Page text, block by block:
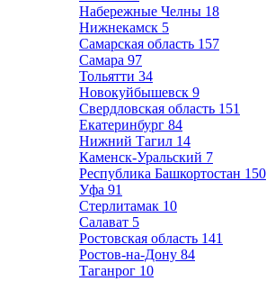
Набережные Челны 18
Нижнекамск 5
Самарская область 157
Самара 97
Тольятти 34
Новокуйбышевск 9
Свердловская область 151
Екатеринбург 84
Нижний Тагил 14
Каменск-Уральский 7
Республика Башкортостан 150
Уфа 91
Стерлитамак 10
Салават 5
Ростовская область 141
Ростов-на-Дону 84
Таганрог 10